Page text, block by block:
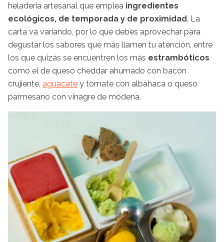
heladería artesanal que emplea ingredientes
ecológicos, de temporada y de proximidad. La
carta va variando, por lo que debes aprovechar para
degustar los sabores que más llamen tu atención, entre
los que quizás se encuentren los más estrambóticos
como el de queso cheddar ahumado con bacon
crujiente, aguacate y tomate con albahaca o queso
parmesano con vinagre de módena.